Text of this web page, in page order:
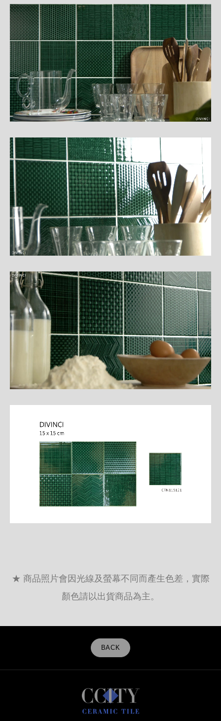
★ 商品照片會因光線及螢幕不同而產生色差，實際
顏色請以出貨商品為主。
BACK